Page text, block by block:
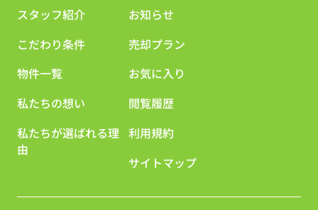
スタッフ紹介
こだわり条件
物件一覧
私たちの想い
私たちが選ばれる理
由
お知らせ
売却プラン
お気に入り
閲覧履歴
利用規約
サイトマップ